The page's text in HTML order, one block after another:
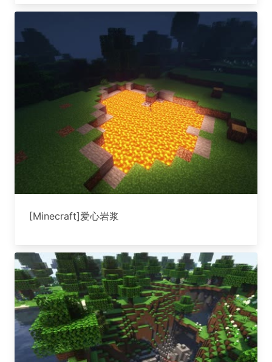
[Minecraft]爱心岩浆